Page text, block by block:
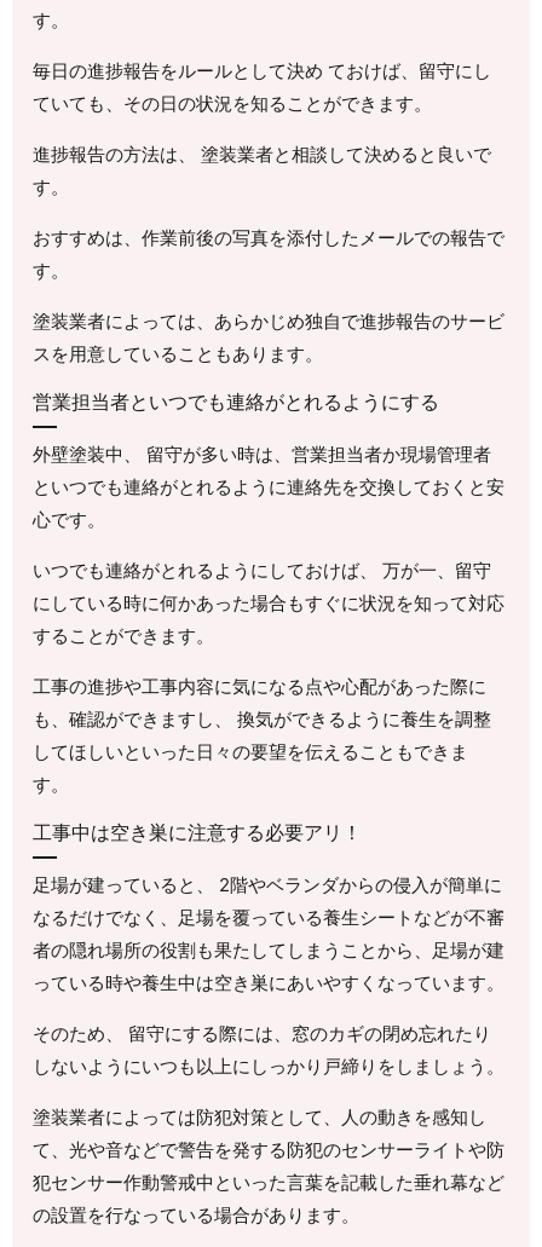
す。
毎日の進捗報告をルールとして決め ておけば、留守にし
ていても、その日の状況を知ることができます。
進捗報告の方法は、 塗装業者と相談して決めると良いで
す。
おすすめは、作業前後の写真を添付したメールでの報告で
す。
塗装業者によっては、あらかじめ独自で進捗報告のサービ
スを用意していることもあります。
営業担当者といつでも連絡がとれるようにする
外壁塗装中、 留守が多い時は、営業担当者か現場管理者
といつでも連絡がとれるように連絡先を交換しておくと安
心です。
いつでも連絡がとれるようにしておけば、 万が一、留守
にしている時に何かあった場合もすぐに状況を知って対応
することができます。
工事の進捗や工事内容に気になる点や心配があった際に
も、確認ができますし、 換気ができるように養生を調整
してほしいといった日々の要望を伝えることもできま
す。
工事中は空き巣に注意する必要アリ！
足場が建っていると、 2階やベランダからの侵入が簡単に
なるだけでなく、足場を覆っている養生シートなどが不審
者の隠れ場所の役割も果たしてしまうことから、足場が建
っている時や養生中は空き巣にあいやすくなっています。
そのため、 留守にする際には、窓のカギの閉め忘れたり
しないようにいつも以上にしっかり戸締りをしましょう。
塗装業者によっては防犯対策として、人の動きを感知し
て、光や音などで警告を発する防犯のセンサーライトや防
犯センサー作動警戒中といった言葉を記載した垂れ幕など
の設置を行なっている場合があります。